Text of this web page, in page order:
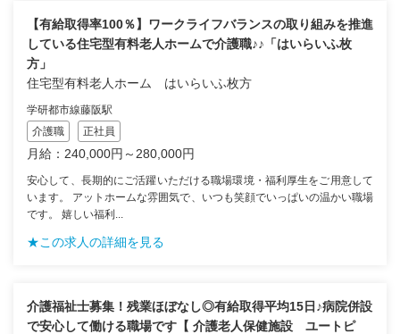
【有給取得率100％】ワークライフバランスの取り組みを推進
している住宅型有料老人ホームで介護職♪♪「はいらいふ枚
方」
住宅型有料老人ホーム はいらいふ枚方
学研都市線藤阪駅
介護職
正社員
月給：240,000円～280,000円
安心して、長期的にご活躍いただける職場環境・福利厚生をご用意して
います。 アットホームな雰囲気で、いつも笑顔でいっぱいの温かい職場
です。 嬉しい福利...
★この求人の詳細を見る
介護福祉士募集！残業ほぼなし◎有給取得平均15日♪病院併設
で安心して働ける職場です【 介護老人保健施設 ユートピ